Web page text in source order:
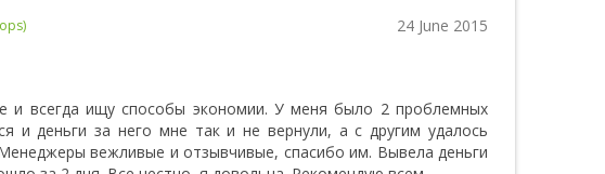
24 June 2015
и всегда ищу способы экономии. У меня было 2 проблемных
и деньги за него мне так и не вернули, а с другим удалось
вежливые и отзывчивые, спасибо им. Вывела деньги